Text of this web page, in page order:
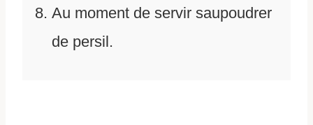
Au moment de servir saupoudrer
de persil.